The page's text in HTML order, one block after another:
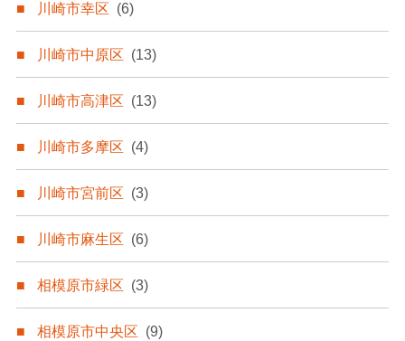
川崎市幸区 (6)
川崎市中原区 (13)
川崎市高津区 (13)
川崎市多摩区 (4)
川崎市宮前区 (3)
川崎市麻生区 (6)
相模原市緑区 (3)
相模原市中央区 (9)